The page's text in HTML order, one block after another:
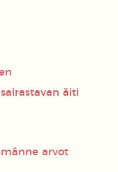
äiti
arvot